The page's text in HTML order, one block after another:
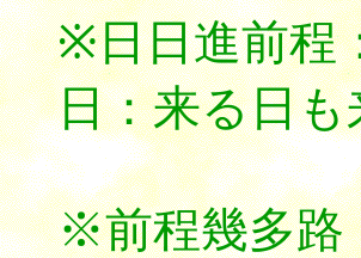
※日日進前程
日：来る日
※前程幾多路